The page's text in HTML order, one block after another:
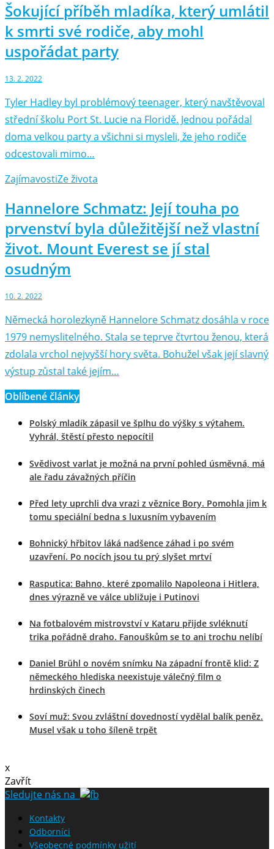
Šokující příběh mladíka, který umlátil
k smrti své rodiče, aby mohl
uspořádat party
13. 2. 2022
Tyler Hadley byl problémový teenager, který navštěvoval
střední školu Port St. Lucie na Floridě. Jednou pořádal
doma velkou party a všichni si mysleli, že jeho rodiče
odcestovali mimo…
ZajímavostiZe života
Hannelore Schmatz: Její touha po
prvenství byla důležitější než vlastní
život. Mount Everest se jí stal
osudným
10. 2. 2022
Německá horolezkyně Hannelore Schmatz dosáhla v roce
1979 nemyslitelného. Stala se teprve čtvrtou ženou, která
zdolala vrchol nejvyšší hory světa. Bohužel však její slavný
výstup zůstal také jejím…
Oblíbené články
Polský mladík zápasil ve šplhu do výšky s výtahem.
Vyhrál, štěstí přesto nepocítil
Svědivost varlat je možná na první pohled úsměvná, má
ale řadu závažných příčin
Před lety uprchli dva vrazi z věznice Bory. Pomohla jim k
tomu speciální bedna s luxusním vybavením
Bohnický hřbitov láká nadšence záhad i po svém
uzavření. Po nocích jsou tu prý slyšet mrtví
Rasputica: Bahno, které zpomalilo Napoleona i Hitlera,
dnes výrazně ve válce ubližuje i Putinovi
Na fotbalovém mistrovství v Kataru přijde svléknutí
trika pořádně draho. Fanouškům se to ani trochu nelíbí
Daniel Brühl o novém snímku Na západní frontě klid: Z
německého hlediska neexistuje válečný film o
hrdinských činech
Soví muž: Svou zvláštní dovedností vydělal balík peněz.
Musel však u toho šíleně trpět
x
Zavřít
Sledujte nás na
Kontakty
Odborníci
Všeobecné podmínky užití